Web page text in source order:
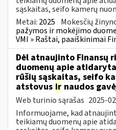
sąskaitas, seifo kamerų
Metai: 2025 Mokesčių
pažymos ir mokėjimo
VMI » Raštai, paaiškinimai
Dėl atnaujinto Finansų
duomenų apie
rūšių sąskaitas, seifo
atstovus ir naudos
Web turinio sąrašas 2025-
Informuojame, kad
teikiamų duomenų apie